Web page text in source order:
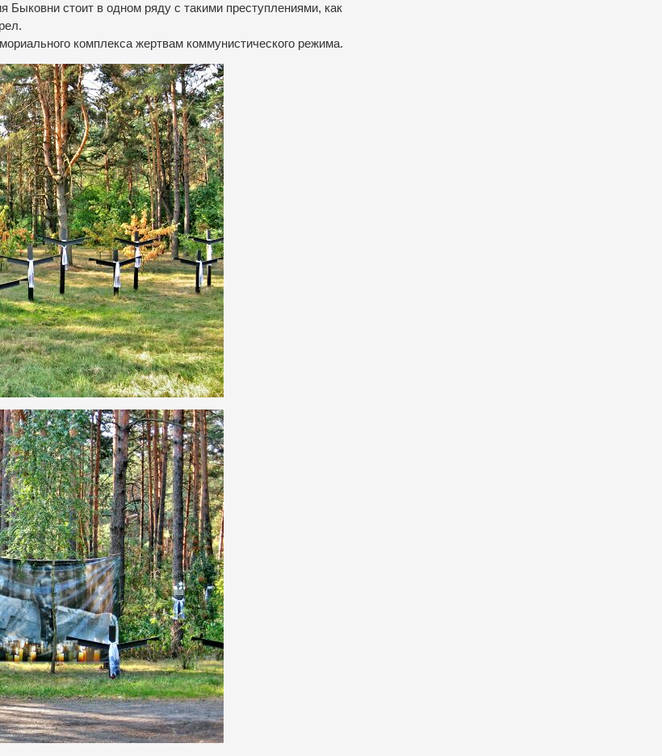
Быковни стоит в одном ряду с такими преступлениями, как
комплекса жертвам коммунистического режима.